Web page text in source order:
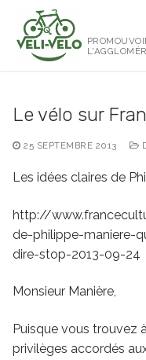
contenu
Le vélo sur
25 SEPTEMBRE 2013
Les idées claires de
http://
de-philippe-maniere-
dire-stop-2013-09-24
Monsieur Manière,
Puisque vous trouvez
privilèges accordés